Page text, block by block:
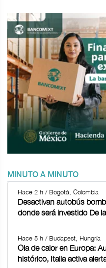
MINUTO A MINUTO
Hace 2 h / Bogotá, Colombia
Desactivan autobús
donde será investido De
Hace 5 h / Budapest, Hungría
Ola de calor en Europa:
histórico, Italia activa